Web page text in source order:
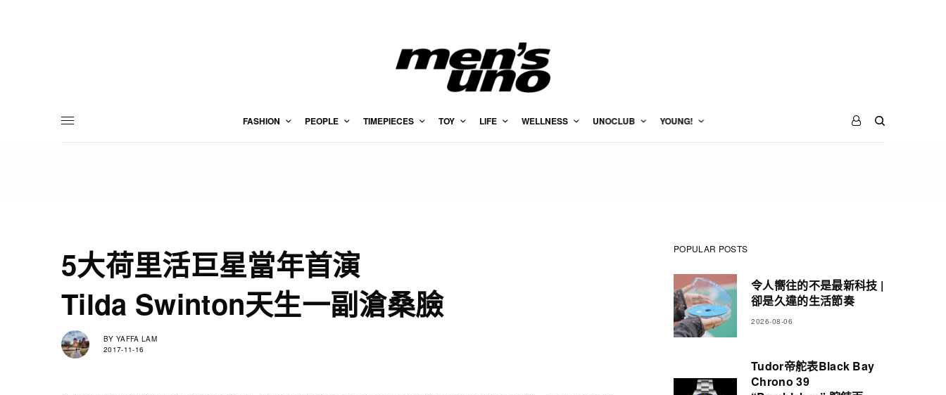
FASHION PEOPLE TIMEPIECES TOY LIFE WELLNESS UNOCLUB YOUNG!
5大荷里活巨星當年首演
Tilda Swinton天生一副滄桑臉
BY YAFFA LAM
2017-11-16
POPULAR POSTS
令人嚮往的不是最新科技 |
卻是久違的生活節奏
2026-08-06
Tudor帝舵表Black Bay
Chrono 39